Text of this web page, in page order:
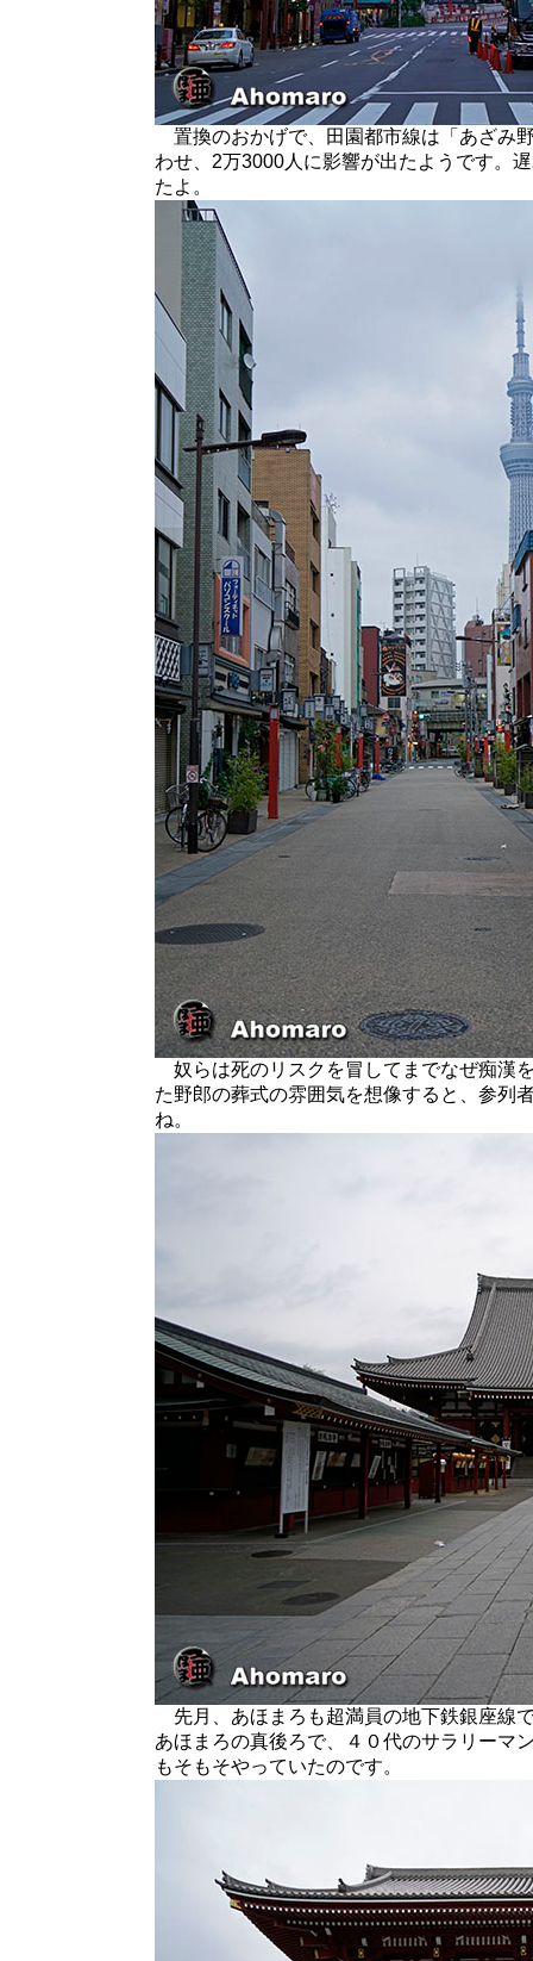
置換のおかげで、田園都市線は「あざみ
わせ、2万3000人に影響が出たようです。
たよ。
奴らは死のリスクを冒してまでなぜ痴漢
た野郎の葬式の雰囲気を想像すると、参列
ね。
先月、あほまろも超満員の地下鉄銀座線
あほまろの真後ろで、４０代のサラリーマ
もそもそやっていたのです。